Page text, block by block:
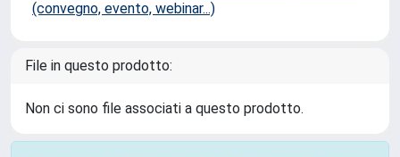
(convegno, evento, webinar...)
File in questo prodotto:
Non ci sono file associati a questo prodotto.